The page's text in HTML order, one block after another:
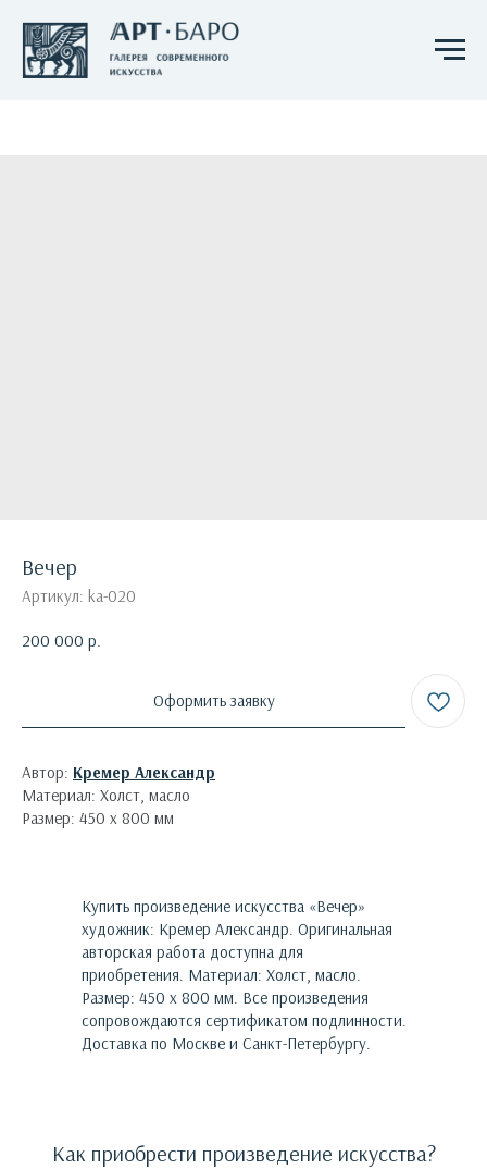
Вечер
Артикул: ka-020
200 000 р.
Оформить заявку
Автор: Кремер Александр
Материал: Холст, масло
Размер: 450 х 800 мм
Купить произведение искусства «Вечер»
художник: Кремер Александр. Оригинальная
авторская работа доступна для
приобретения. Материал: Холст, масло.
Размер: 450 х 800 мм. Все произведения
сопровождаются сертификатом подлинности.
Доставка по Москве и Санкт-Петербургу.
Как приобрести произведение искусства?